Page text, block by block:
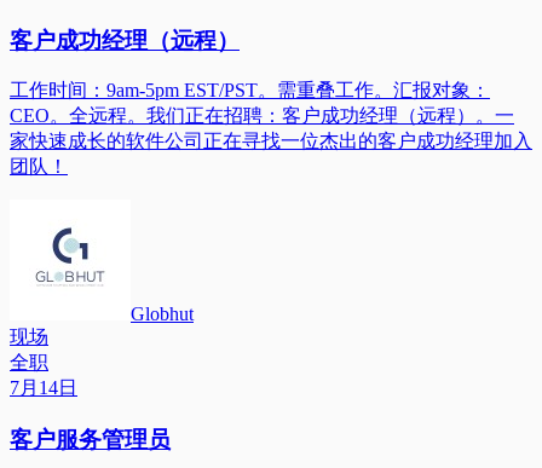
客户成功经理（远程）
工作时间：9am-5pm EST/PST。需重叠工作。汇报对象：
CEO。全远程。我们正在招聘：客户成功经理（远程）。一
家快速成长的软件公司正在寻找一位杰出的客户成功经理加入
团队！
Globhut
现场
全职
7月14日
客户服务管理员